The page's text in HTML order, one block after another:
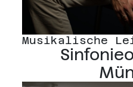
Musikalische